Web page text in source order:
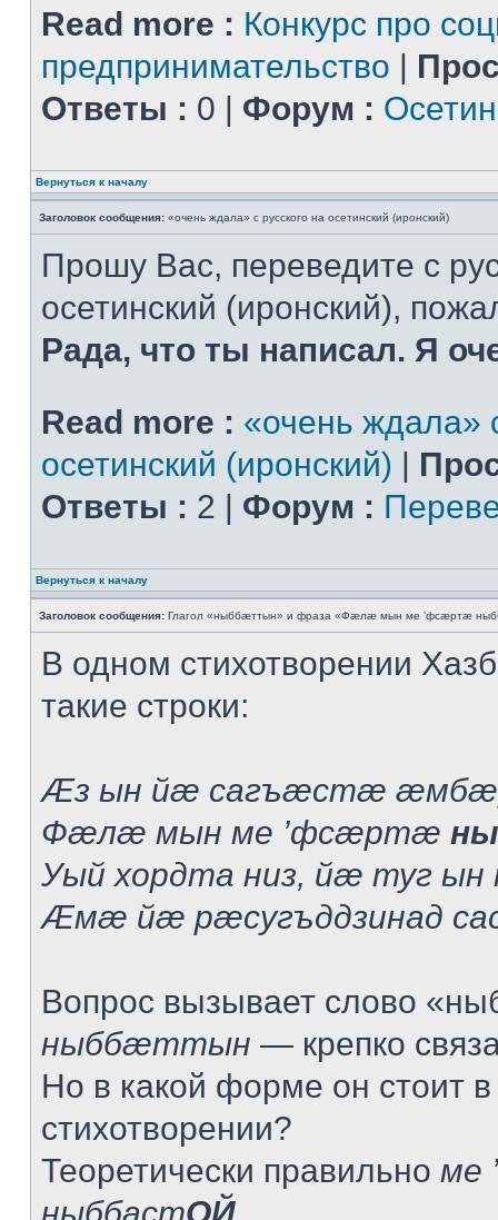
Read more : Конкурс про
предпринимательство |
Ответы : 0 | Форум :
Вернуться к началу
Заголовок сообщения: «очень ждала» с русского на осетинский (иронский)
Прошу Вас, переведите с
осетинский (иронский),
Рада, что ты написал. Я
Read more : «очень ждала»
осетинский (иронский) |
Ответы : 2 | Форум :
Вернуться к началу
Заголовок сообщения: Глагол «ныббæттын» и фраза «Фæлæ мын ме ’фсæртæ
В одном стихотворении
такие строки:
Æз ын йæ сагъæстæ
Фæлæ мын ме ’фсæртæ
Уый хордта низ, йæ туг ын
Æмæ йæ рæсугъддзинад
Вопрос вызывает слово
ныббæттын — крепко
Но в какой форме он стоит
стихотворении?
Теоретически правильно ме